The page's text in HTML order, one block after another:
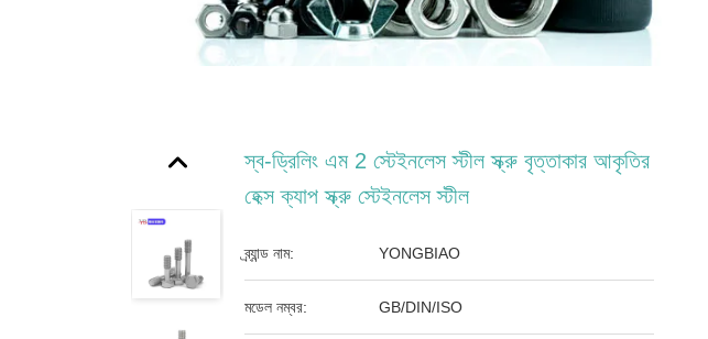
স্ব-ড্রিলিং এম 2 স্টেইনলেস স্টীল স্ক্রু বৃত্তাকার আকৃতির
হেক্স ক্যাপ স্ক্রু স্টেইনলেস স্টীল
ব্র্যান্ড নাম: YONGBIAO
মডেল নম্বর: GB/DIN/ISO